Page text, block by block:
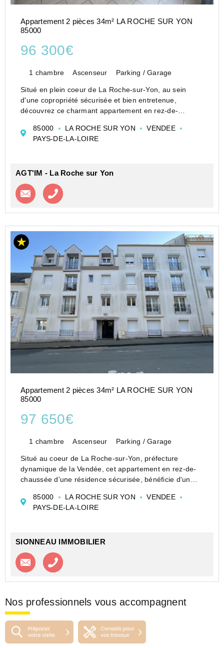
Appartement 2 pièces 34m² LA ROCHE SUR YON
85000
96 300€
1 chambre Ascenseur Parking / Garage
Situé en plein coeur de La Roche-sur-Yon, au sein
d'une copropriété sécurisée et bien entretenue,
découvrez ce charmant appartement en rez-de-
investissement locatif ou un pied-à-terre.
L'appartement se com...
85000 LA ROCHE SUR YON
VENDEE
PAYS-DE-LA-LOIRE
AGT'IM - La Roche sur Yon
Contacter l'agence
Appartement 2 pièces 34m² LA ROCHE SUR YON
85000
97 650€
1 chambre Ascenseur Parking / Garage
Situé au coeur de La Roche-sur-Yon, préfecture
dynamique de la Vendée, cet appartement en rez-de-
chaussée d'une résidence sécurisée, bénéficie d'un
proximité immédiate de la Place Napoléon, ainsi ...
85000 LA ROCHE SUR YON
VENDEE
PAYS-DE-LA-LOIRE
SIONNEAU IMMOBILIER
Contacter l'agence
Nos professionnels vous accompagnent